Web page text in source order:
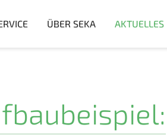
ÜBER SEKA AKTUELLES